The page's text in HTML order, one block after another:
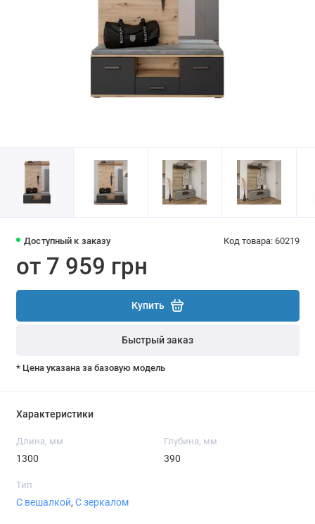
Доступный к заказу Код товара: 60219
от 7 959 грн
Купить
Быстрый заказ
* Цена указана за базовую модель
Характеристики
Длина, мм
1300
Глубина, мм
390
Тип
С вешалкой, С зеркалом